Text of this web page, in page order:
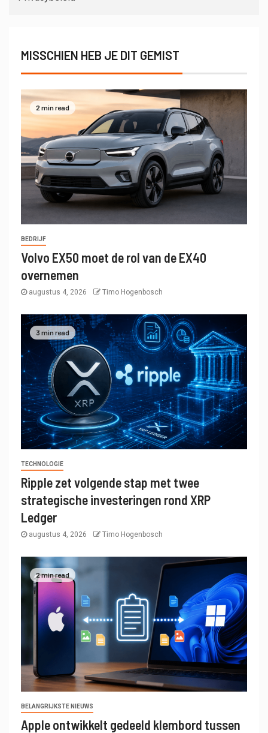
MISSCHIEN HEB JE DIT GEMIST
2 min read
BEDRIJF
Volvo EX50 moet de rol van de EX40
overnemen
augustus 4, 2026 Timo Hogenbosch
3 min read
TECHNOLOGIE
Ripple zet volgende stap met twee
strategische investeringen rond XRP
Ledger
augustus 4, 2026 Timo Hogenbosch
2 min read
BELANGRIJKSTE NIEUWS
Apple ontwikkelt gedeeld klembord tussen